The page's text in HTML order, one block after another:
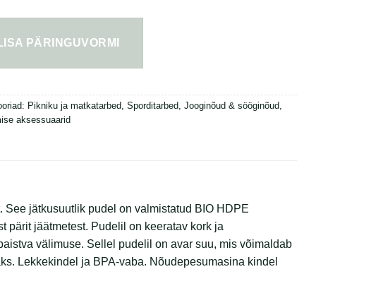
PÄRINGUVORMI
Pikniku ja matkatarbed, Sporditarbed, Jooginõud & sööginõud,
aksessuaarid
jätkusuutlik pudel on valmistatud BIO HDPE
pärit jäätmetest. Pudelil on keeratav kork ja
välimuse. Sellel pudelil on avar suu, mis võimaldab
Lekkekindel ja BPA-vaba. Nõudepesumasina kindel